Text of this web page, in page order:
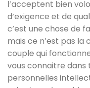
l’acceptent bien
d’exigence et de
c’est une chose de
mais ce n’est pas la
couple qui
vous connaitre dans
personnelles